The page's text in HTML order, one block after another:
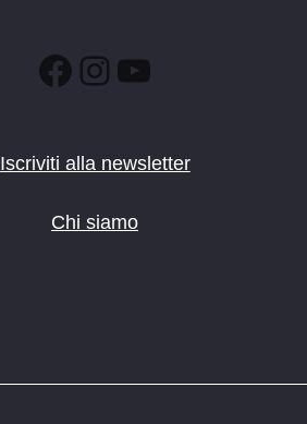
Facebook
Instagram
YouTube
Iscriviti alla newsletter
Chi siamo